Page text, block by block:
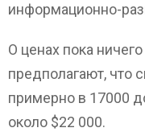
информационно-
О ценах пока
предполагают, что
примерно в 17000
около $22 000.